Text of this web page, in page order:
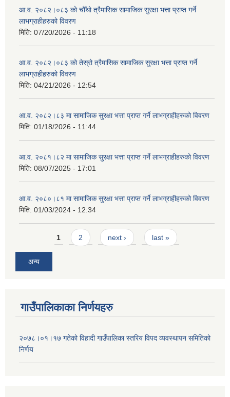
आ.व. २०८२।०८३ को चौँथो त्रैमासिक सामाजिक सुरक्षा भत्ता प्राप्त गर्ने
लाभग्राहीहरुको विवरण
मिति: 07/20/2026 - 11:18
आ.व. २०८२।०८३ को तेस्रो त्रैमासिक सामाजिक सुरक्षा भत्ता प्राप्त गर्ने
लाभग्राहीहरुको विवरण
मिति: 04/21/2026 - 12:54
आ.व. २०८२।८३ मा सामाजिक सुरक्षा भत्ता प्राप्त गर्ने लाभग्राहीहरुको विवरण
मिति: 01/18/2026 - 11:44
आ.व. २०८१।८२ मा सामाजिक सुरक्षा भत्ता प्राप्त गर्ने लाभग्राहीहरुको विवरण
मिति: 08/07/2025 - 17:01
आ.व. २०८०।८१ मा सामाजिक सुरक्षा भत्ता प्राप्त गर्ने लाभग्राहीहरुको विवरण
मिति: 01/03/2024 - 12:34
Pages1 2 next › last »
अन्य
गाउँपालिकाका निर्णयहरु
२०७८।०१।१७ गतेको विहादी गाउँपालिका स्तरिय विपद व्यवस्थापन समितिको
निर्णय